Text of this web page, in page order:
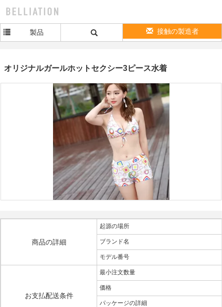
製品 接触の製造者
オリジナルガールホットセクシー3ピース水着
商品の詳細
起源の場所
ブランド名
モデル番号
お支払配送条件
最小注文数量
価格
パッケージの詳細